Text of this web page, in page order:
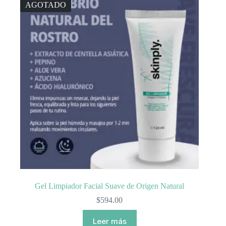
AGOTADO
Gel Limpiador Facial Suave de Origen Natural
$594.00
Leer más